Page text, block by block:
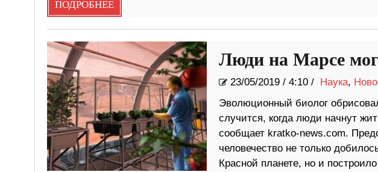
ПОДРОБНЕЕ
Люди на Марсе
23/05/2019/ 4:10 / Наука,
Эволюционный биолог
случится, когда люди начнут
сообщает kratko-news.com.
человечество не только
Красной планете, но и